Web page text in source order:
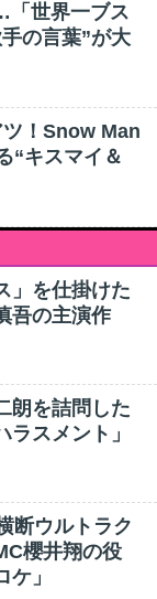
「世界一ブス
の言葉”が大
ツ！Snow Man
“キスマイ＆
」を仕掛けた
吾の主演作
朗を詰問した
スメント」
断ウルトラク
櫻井翔の役
」